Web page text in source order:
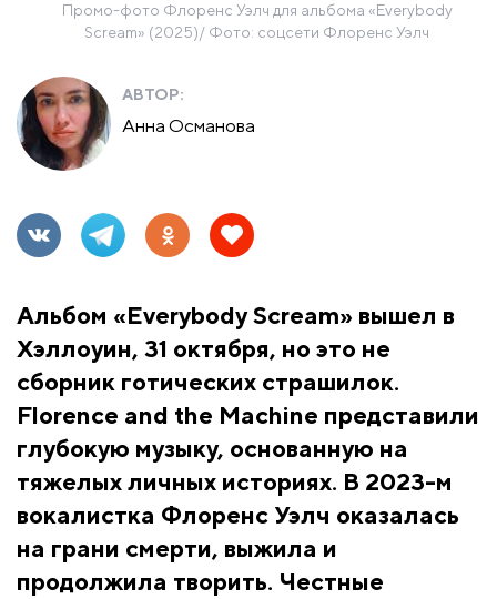
Промо-фото Флоренс Уэлч для альбома «Everybody
Scream» (2025)/ Фото: соцсети Флоренс Уэлч
АВТОР:
Анна Османова
Альбом «Everybody Scream» вышел в
Хэллоуин, 31 октября, но это не
сборник готических страшилок.
Florence and the Machine представили
глубокую музыку, основанную на
тяжелых личных историях. В 2023-м
вокалистка Флоренс Уэлч оказалась
на грани смерти, выжила и
продолжила творить. Честные